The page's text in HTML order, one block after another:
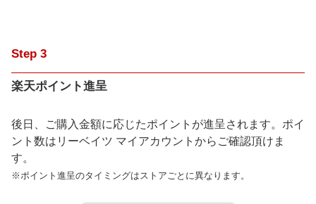
Step 3
楽天ポイント進呈
後日、ご購入金額に応じたポイントが進呈されます。ポイ
ント数はリーベイツ マイアカウントからご確認頂けま
す。
※ポイント進呈のタイミングはストアごとに異なります。